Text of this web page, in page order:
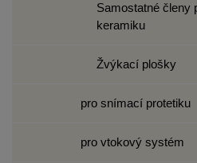
Samostatné členy
keramiku
Žvýkací plošky
pro snímací protetiku
pro vtokový systém